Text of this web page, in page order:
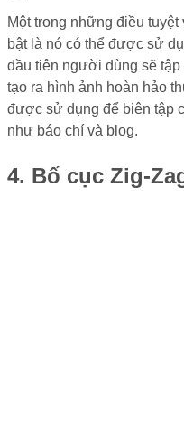
Một trong những điều
bật là nó có thể được sử
đầu tiên người dùng sẽ tập
tạo ra hình ảnh hoàn hảo
được sử dụng để biên tập
như báo chí và blog.
4. Bố cục Zig-